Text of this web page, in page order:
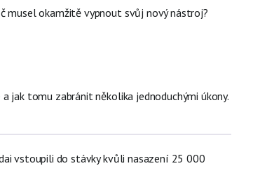
musel okamžitě vypnout svůj nový nástroj?
jak tomu zabránit několika jednoduchými úkony.
vstoupili do stávky kvůli nasazení 25 000